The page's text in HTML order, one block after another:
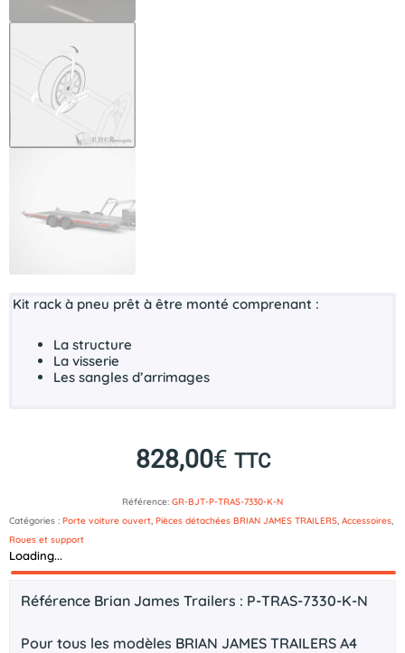
Kit rack à pneu prêt à être monté comprenant :
La structure
La visserie
Les sangles d’arrimages
828,00€ TTC
Référence: GR-BJT-P-TRAS-7330-K-N
Catégories : Porte voiture ouvert, Pièces détachées BRIAN JAMES TRAILERS, Accessoires,
Roues et support
Loading...
Description
Référence Brian James Trailers : P-TRAS-7330-K-N
Pour tous les modèles BRIAN JAMES TRAILERS A4